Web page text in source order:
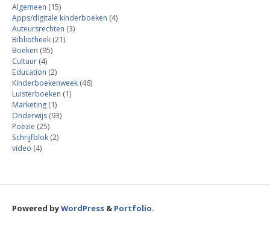
Algemeen (15)
Apps/digitale kinderboeken (4)
Auteursrechten (3)
Bibliotheek (21)
Boeken (95)
Cultuur (4)
Education (2)
Kinderboekenweek (46)
Luisterboeken (1)
Marketing (1)
Onderwijs (93)
Poëzie (25)
Schrijfblok (2)
video (4)
Powered byWordPress & Portfolio.